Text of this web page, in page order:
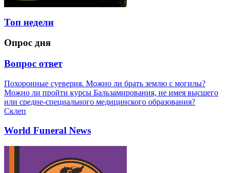
Топ недели
Опрос дня
Вопрос ответ
Похоронные суеверия. Можно ли брать землю с могилы?
Можно ли пройти курсы Бальзамирования, не имея высшего
или средне-специального медицинского образования?
Склеп
World Funeral News